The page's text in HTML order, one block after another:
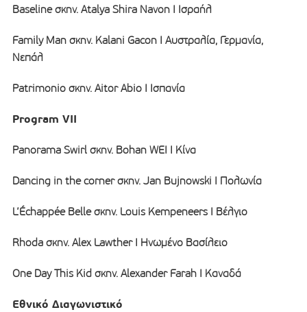
Baseline σκην. Atalya Shira Navon I Ισραήλ
Family Man σκην. Kalani Gacon Ι Αυστραλία, Γερμανία,
Νεπάλ
Patrimonio σκην. Aitor Abio Ι Ισπανία
Program VII
Panorama Swirl σκην. Bohan WEI I Κίνα
Dancing in the corner σκην. Jan Bujnowski I Πολωνία
L’Échappée Belle σκην. Louis Kempeneers I Βέλγιο
Rhoda σκην. Alex Lawther I Ηνωμένο Βασίλειο
One Day This Kid σκην. Alexander Farah I Καναδά
Εθνικό Διαγωνιστικό